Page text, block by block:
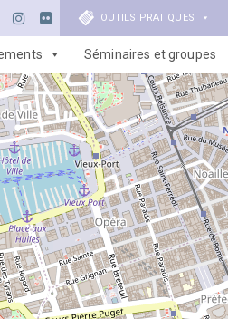
OUTILS PRATIQUES
Séminaires et groupes